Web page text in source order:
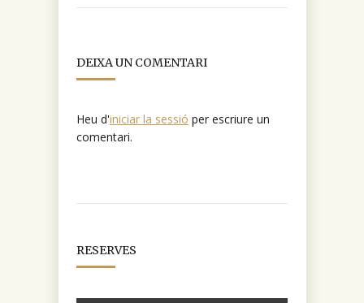
DEIXA UN COMENTARI
Heu d'iniciar la sessió per escriure un
comentari.
RESERVES